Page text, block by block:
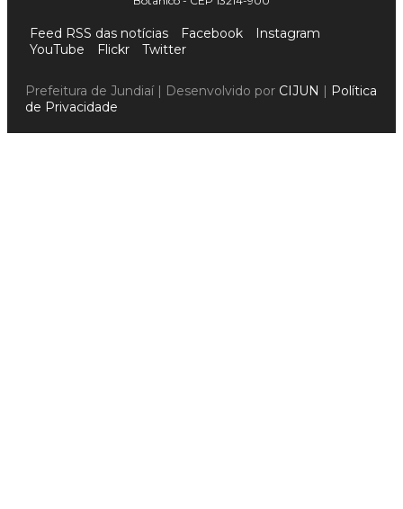
Feed RSS das notícias Facebook
Instagram
YouTube
Flickr Twitter
Prefeitura de Jundiaí | Desenvolvido por CIJUN | Política
de Privacidade